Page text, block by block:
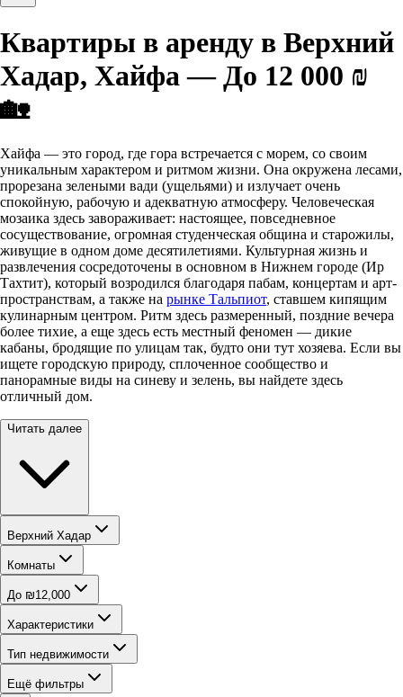
Квартиры в аренду в Верхний
Хадар, Хайфа — До 12 000 ₪
🏡
Хайфа — это город, где гора встречается с морем, со своим
уникальным характером и ритмом жизни. Она окружена лесами,
прорезана зелеными вади (ущельями) и излучает очень
спокойную, рабочую и адекватную атмосферу. Человеческая
мозаика здесь завораживает: настоящее, повседневное
сосуществование, огромная студенческая община и старожилы,
живущие в одном доме десятилетиями. Культурная жизнь и
развлечения сосредоточены в основном в Нижнем городе (Ир
Тахтит), который возродился благодаря пабам, концертам и арт-
пространствам, а также на рынке Тальпиот, ставшем кипящим
кулинарным центром. Ритм здесь размеренный, поздние вечера
более тихие, а еще здесь есть местный феномен — дикие
кабаны, бродящие по улицам так, будто они тут хозяева. Если вы
ищете городскую природу, сплоченное сообщество и
панорамные виды на синеву и зелень, вы найдете здесь
отличный дом.
Читать далее
Верхний Хадар
Комнаты
До ₪12,000
Характеристики
Тип недвижимости
Ещё фильтры